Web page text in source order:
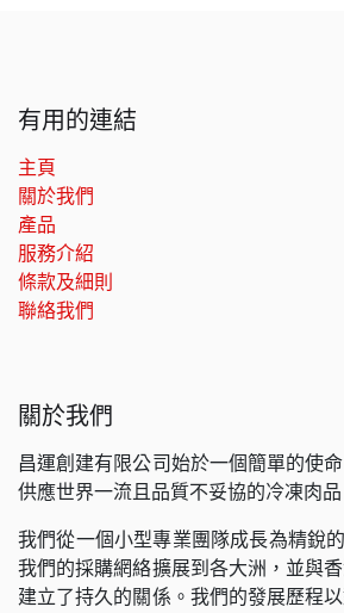
有用的連結
主頁
關於我們
產品
服務介紹
條款及細則
聯絡我們
關於我們
昌運創建有限公司始於一個簡單的使
供應世界一流且品質不妥協的冷凍肉品
我們從一個小型專業團隊成長為精銳
我們的採購網絡擴展到各大洲，並與
建立了持久的關係。我們的發展歷程